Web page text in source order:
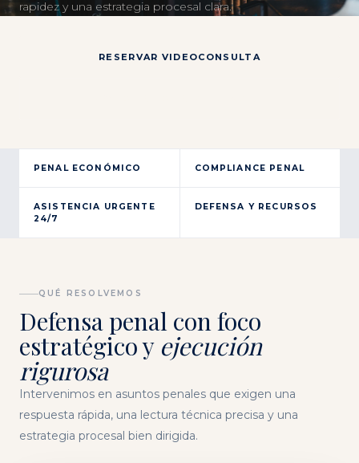
rapidez y una estrategia procesal clara.
RESERVAR VIDEOCONSULTA
PENAL ECONÓMICO COMPLIANCE PENAL
ASISTENCIA URGENTE
24/7
DEFENSA Y RECURSOS
QUÉ RESOLVEMOS
Defensa penal con foco
estratégico y ejecución
rigurosa
Intervenimos en asuntos penales que exigen una
respuesta rápida, una lectura técnica precisa y una
estrategia procesal bien dirigida.